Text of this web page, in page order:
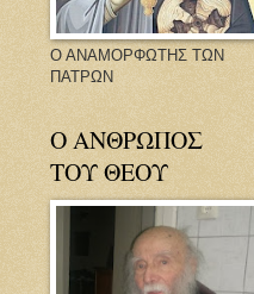
Ο ΑΝΑΜΟΡΦΩΤΗΣ ΤΩΝ
ΠΑΤΡΩΝ
Ο ΑΝΘΡΩΠΟΣ
ΤΟΥ ΘΕΟΥ